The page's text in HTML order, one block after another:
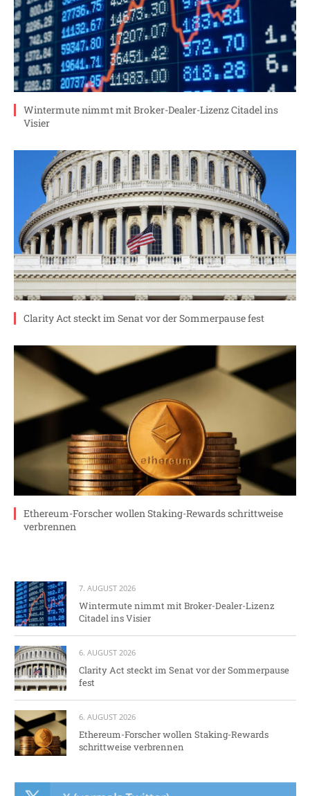
Wintermute nimmt mit Broker-Dealer-Lizenz Citadel ins
Visier
Clarity Act steckt im Senat vor der Sommerpause fest
Ethereum-Forscher wollen Staking-Rewards schrittweise
verbrennen
7. AUGUST 2026
Wintermute nimmt mit Broker-Dealer-Lizenz
Citadel ins Visier
6. AUGUST 2026
Clarity Act steckt im Senat vor der Sommerpause
fest
6. AUGUST 2026
Ethereum-Forscher wollen Staking-Rewards
schrittweise verbrennen